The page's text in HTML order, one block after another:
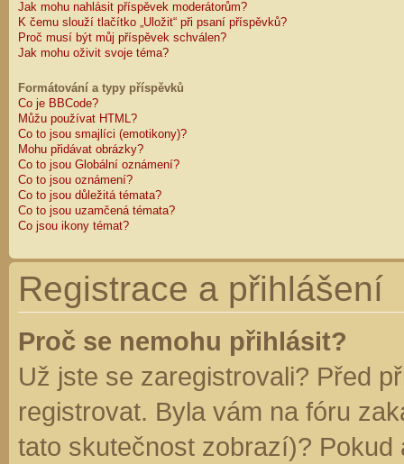
Jak mohu nahlásit příspěvek moderátorům?
K čemu slouží tlačítko „Uložit“ při psaní příspěvků?
Proč musí být můj příspěvek schválen?
Jak mohu oživit svoje téma?
Formátování a typy příspěvků
Co je BBCode?
Můžu používat HTML?
Co to jsou smajlíci (emotikony)?
Mohu přidávat obrázky?
Co to jsou Globální oznámení?
Co to jsou oznámení?
Co to jsou důležitá témata?
Co to jsou uzamčená témata?
Co jsou ikony témat?
Registrace a přihlášení
Proč se nemohu přihlásit?
Už jste se zaregistrovali? Před
registrovat. Byla vám na fóru
tato skutečnost zobrazí)?